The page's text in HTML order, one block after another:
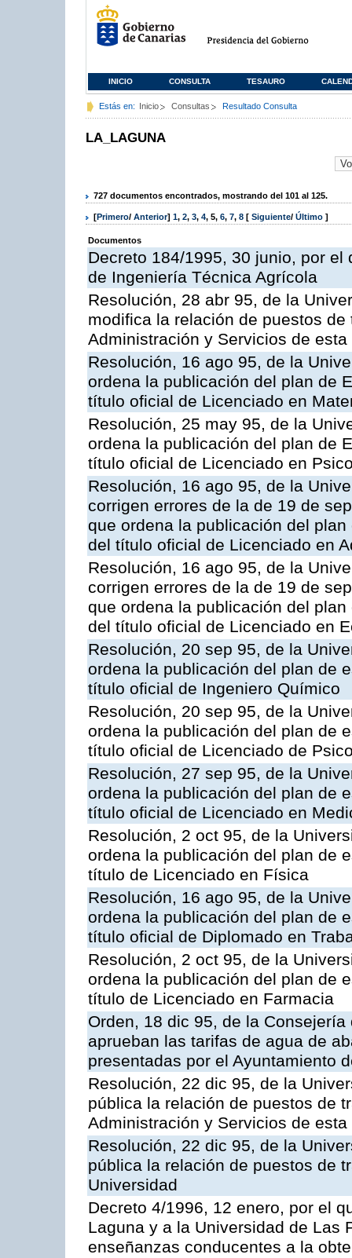
INICIO CONSULTA TESAURO
Estás en: Inicio Consultas Resultado Consulta
LA_LAGUNA
727 documentos encontrados, mostrando del 101 al 125.
[Primero/ Anterior] 1, 2, 3, 4, 5, 6, 7, 8 [ Siguiente/ Último ]
Documentos
Decreto 184/1995, 30 junio, por
de Ingeniería Técnica Agrícola
Resolución, 28 abr 95, de la
modifica la relación de puestos
Administración y Servicios de
Resolución, 16 ago 95, de la
ordena la publicación del plan de
título oficial de Licenciado en
Resolución, 25 may 95, de la
ordena la publicación del plan de
título oficial de Licenciado en
Resolución, 16 ago 95, de la
corrigen errores de la de 19 de
que ordena la publicación del
del título oficial de Licenciado en
Resolución, 16 ago 95, de la
corrigen errores de la de 19 de
que ordena la publicación del
del título oficial de Licenciado en
Resolución, 20 sep 95, de la
ordena la publicación del plan de
título oficial de Ingeniero Químico
Resolución, 20 sep 95, de la
ordena la publicación del plan de
título oficial de Licenciado de
Resolución, 27 sep 95, de la
ordena la publicación del plan de
título oficial de Licenciado en
Resolución, 2 oct 95, de la
ordena la publicación del plan de
título de Licenciado en Física
Resolución, 16 ago 95, de la
ordena la publicación del plan de
título oficial de Diplomado en
Resolución, 2 oct 95, de la
ordena la publicación del plan de
título de Licenciado en Farmacia
Orden, 18 dic 95, de la
aprueban las tarifas de agua de
presentadas por el Ayuntamiento
Resolución, 22 dic 95, de la
pública la relación de puestos de
Administración y Servicios de
Resolución, 22 dic 95, de la
pública la relación de puestos de
Universidad
Decreto 4/1996, 12 enero, por el
Laguna y a la Universidad de Las
enseñanzas conducentes a la